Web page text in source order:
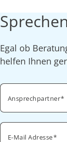
Egal ob
helfen Ihnen
Ansprechpartner
E-Mail Adresse